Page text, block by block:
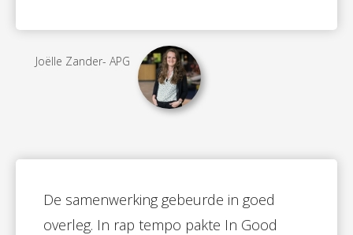
Joëlle Zander- APG
De samenwerking gebeurde in goed
overleg. In rap tempo pakte In Good